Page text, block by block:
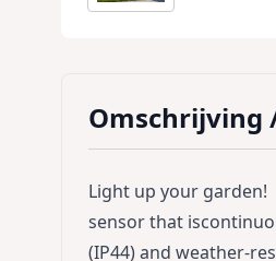
Omschrijving
Light up your
sensor that
(IP44) and weather-